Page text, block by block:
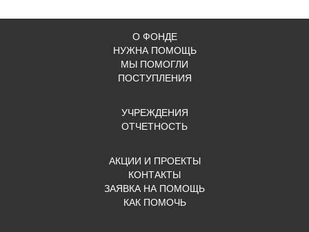
О ФОНДЕ
НУЖНА ПОМОЩЬ
МЫ ПОМОГЛИ
ПОСТУПЛЕНИЯ
УЧРЕЖДЕНИЯ
ОТЧЕТНОСТЬ
АКЦИИ И ПРОЕКТЫ
КОНТАКТЫ
ЗАЯВКА НА ПОМОЩЬ
КАК ПОМОЧЬ